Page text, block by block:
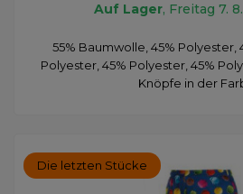
Auf Lager, Freitag 7.
55% Baumwolle, 45% Polyester,
Polyester, 45% Polyester, 45%
Knöpfe in der
Die letzten Stücke